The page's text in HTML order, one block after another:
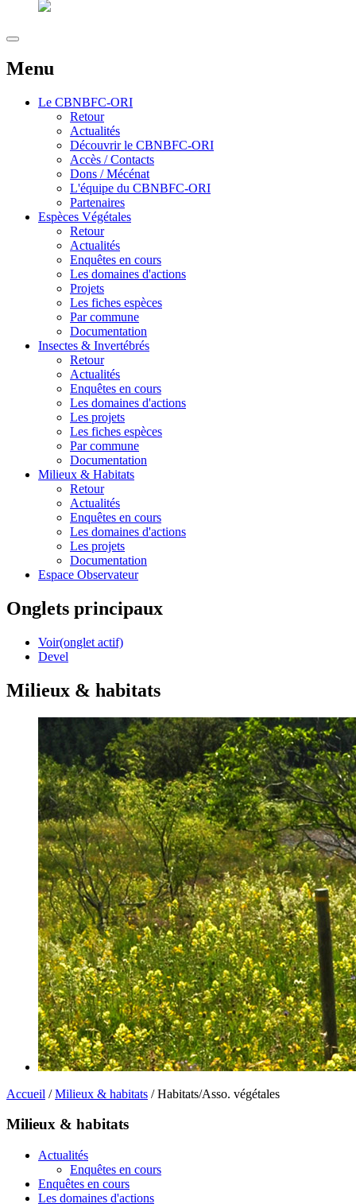
Menu
Le CBNBFC-ORI
Retour
Actualités
Découvrir le CBNBFC-ORI
Accès / Contacts
Dons / Mécénat
L'équipe du CBNBFC-ORI
Partenaires
Espèces Végétales
Retour
Actualités
Enquêtes en cours
Les domaines d'actions
Projets
Les fiches espèces
Par commune
Documentation
Insectes & Invertébrés
Retour
Actualités
Enquêtes en cours
Les domaines d'actions
Les projets
Les fiches espèces
Par commune
Documentation
Milieux & Habitats
Retour
Actualités
Enquêtes en cours
Les domaines d'actions
Les projets
Documentation
Espace Observateur
Onglets principaux
Voir(onglet actif)
Devel
Milieux & habitats
Accueil /Milieux & habitats / Habitats/Asso. végétales
Milieux & habitats
Actualités
Enquêtes en cours
Enquêtes en cours
Les domaines d'actions